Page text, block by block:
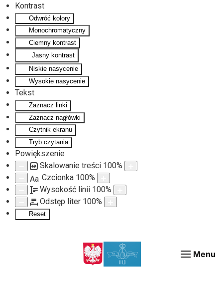
Kontrast
Odwróć kolory
Monochromatyczny
Ciemny kontrast
Jasny kontrast
Niskie nasycenie
Wysokie nasycenie
Tekst
Zaznacz linki
Zaznacz nagłówki
Czytnik ekranu
Tryb czytania
Powiększenie
Skalowanie treści 100%
Aa Czcionka 100%
Wysokość linii 100%
Odstęp liter 100%
Reset
Menu